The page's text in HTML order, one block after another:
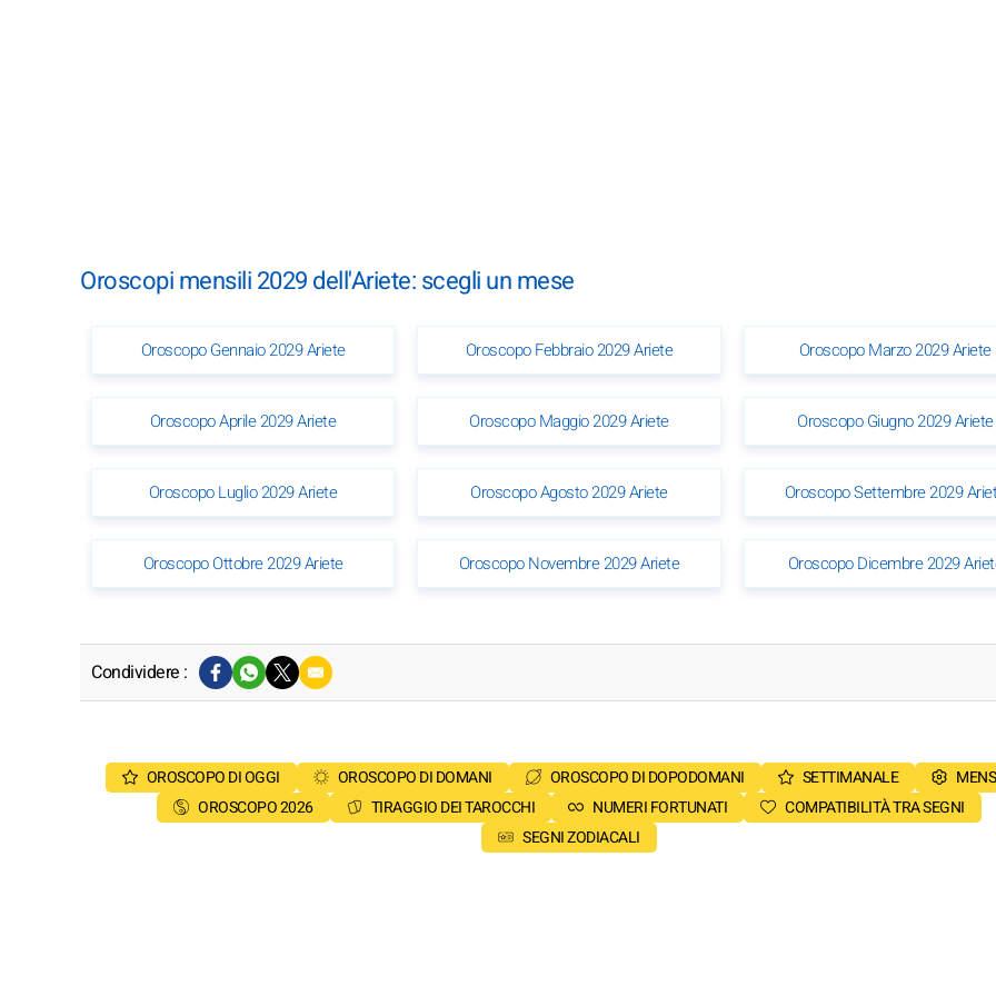
Oroscopi mensili 2029 dell'Ariete: scegli un mese
Oroscopo Gennaio 2029 Ariete Oroscopo Febbraio 2029 Ariete Oroscopo Marzo 2029 Ariete
Oroscopo Aprile 2029 Ariete Oroscopo Maggio 2029 Ariete Oroscopo Giugno 2029 Ariete
Oroscopo Luglio 2029 Ariete Oroscopo Agosto 2029 Ariete Oroscopo Settembre 2029
Oroscopo Ottobre 2029 Ariete Oroscopo Novembre 2029 Ariete Oroscopo Dicembre 2029
Condividere :
OROSCOPO DI OGGI OROSCOPO DI DOMANI OROSCOPO DI DOPODOMANI SETTIMANALE
OROSCOPO 2026
TIRAGGIO DEI TAROCCHI NUMERI FORTUNATI
COMPATIBILITÀ TRA SEGNI
SEGNI ZODIACALI